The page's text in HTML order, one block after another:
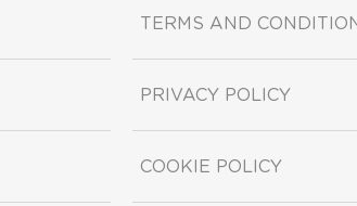
TERMS AND
PRIVACY POLICY
COOKIE POLICY